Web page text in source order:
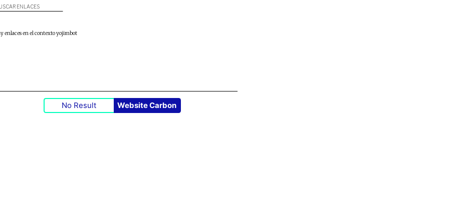
ENLACES
enlaces en el contexto yojimbot
No Result Website Carbon